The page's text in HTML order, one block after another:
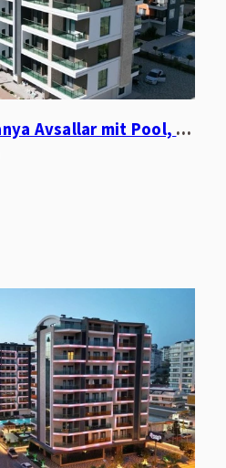
Wohnkomfort in Alanya Avsallar mit Pool, Wellnessbereich und guter Infrastruktur